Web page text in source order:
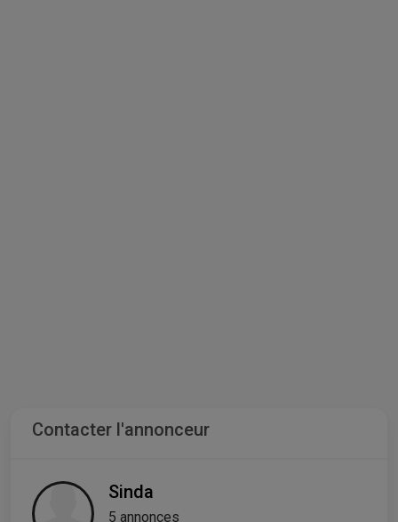
Contacter l'annonceur
Sinda
5 annonces